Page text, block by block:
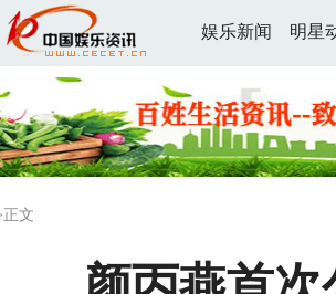
娱乐新闻 明星
文